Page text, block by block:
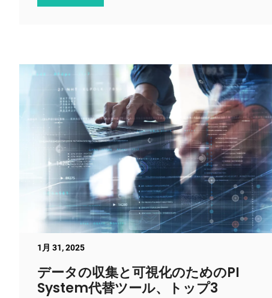
1月 31, 2025
データの収集と可視化のためのPI
System代替ツール、トップ3